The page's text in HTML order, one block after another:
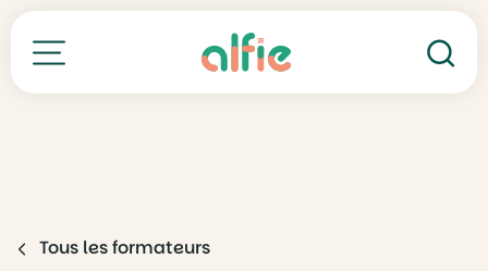
Toutes nos formations
Tous les formateurs